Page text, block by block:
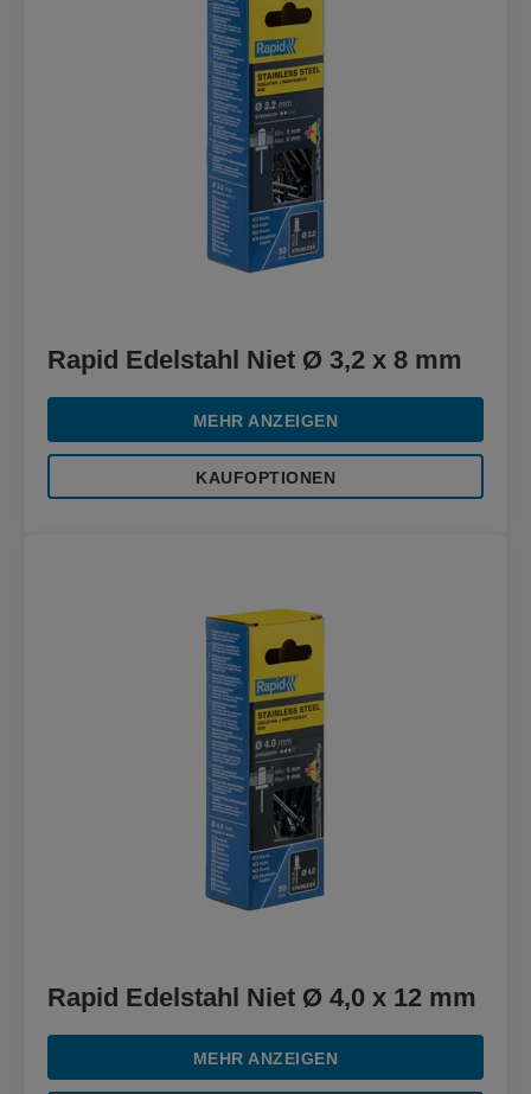
Rapid Edelstahl Niet Ø 3,2 x 8 mm
MEHR ANZEIGEN
KAUFOPTIONEN
Rapid Edelstahl Niet Ø 4,0 x 12 mm
MEHR ANZEIGEN